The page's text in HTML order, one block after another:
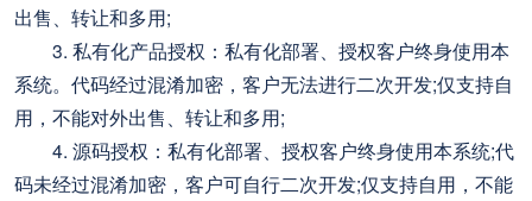
出售、转让和多用;
3. 私有化产品授权：私有化部署、授权客户终身使用本
系统。代码经过混淆加密，客户无法进行二次开发;仅支持自
用，不能对外出售、转让和多用;
4. 源码授权：私有化部署、授权客户终身使用本系统;代
码未经过混淆加密，客户可自行二次开发;仅支持自用，不能